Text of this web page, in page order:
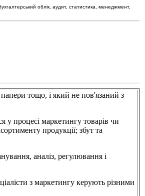
облік, аудит, статистика, менеджмент,
тощо, і який не пов'язаний з
маркетингу товарів чи
продукції; збут та
аналіз, регулювання і
з маркетингу керують різними